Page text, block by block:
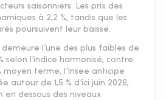
saisonniers. Les prix des
à 2,2 %, tandis que les
poursuivent leur baisse.
l’une des plus faibles de
selon l’indice harmonisé, contre
moyen terme, l’Insee anticipe
autour de 1,5 % d’ici juin 2026,
dessous des niveaux